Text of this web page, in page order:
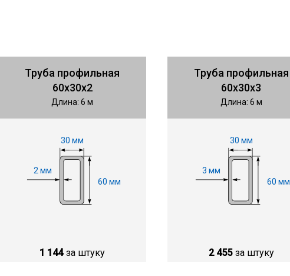
Труба профильная
60х30х2
Длина: 6 м
2 мм
60 мм
30 мм
1 144 за штуку
Труба профильная
60х30х3
Длина: 6 м
3 мм
60 мм
30 мм
2 455 за штуку